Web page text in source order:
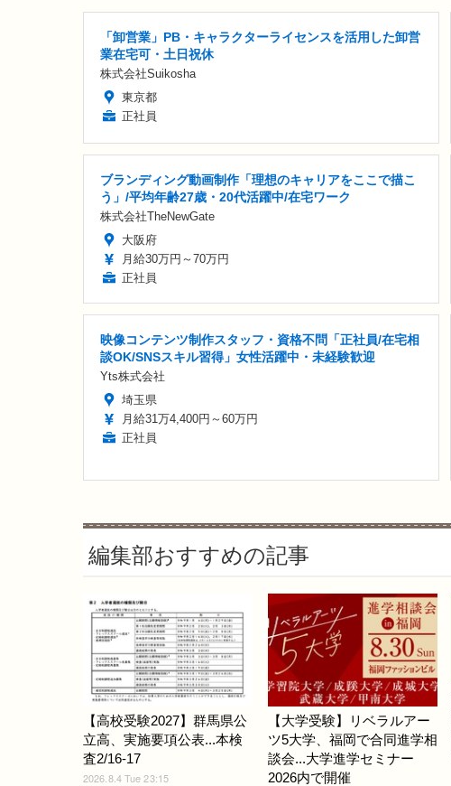
「卸営業」PB・キャラクターライセンスを活用した卸営
業在宅可・土日祝休
株式会社Suikosha
東京都
正社員
ブランディング動画制作「理想のキャリアをここで描こ
う」/平均年齢27歳・20代活躍中/在宅ワーク
株式会社TheNewGate
大阪府
月給30万円～70万円
正社員
映像コンテンツ制作スタッフ・資格不問「正社員/在宅相
談OK/SNSスキル習得」女性活躍中・未経験歓迎
Yts株式会社
埼玉県
月給31万4,400円～60万円
正社員
編集部おすすめの記事
【高校受験2027】群馬県公
立高、実施要項公表...本検
査2/16-17
2026.8.4 Tue 23:15
【大学受験】リベラルアー
ツ5大学、福岡で合同進学相
談会...大学進学セミナー
2026内で開催